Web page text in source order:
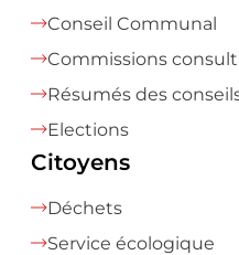
Conseil Communal
Commissions
Résumés des
Elections
Citoyens
Déchets
Service écologique